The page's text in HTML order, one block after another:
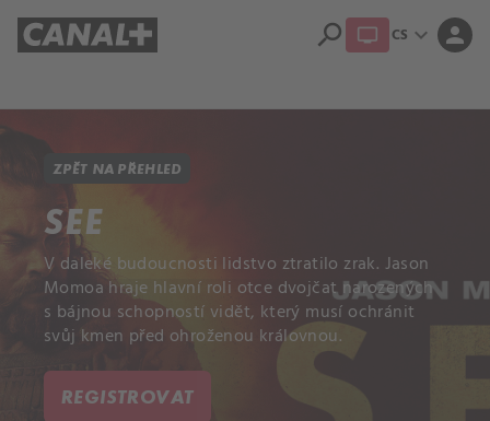
search CS expand_more person
ZPĚT NA PŘEHLED
SEE
V daleké budoucnosti lidstvo ztratilo zrak. Jason
Momoa hraje hlavní roli otce dvojčat narozených
s bájnou schopností vidět, který musí ochránit
svůj kmen před ohroženou královnou.
REGISTROVAT